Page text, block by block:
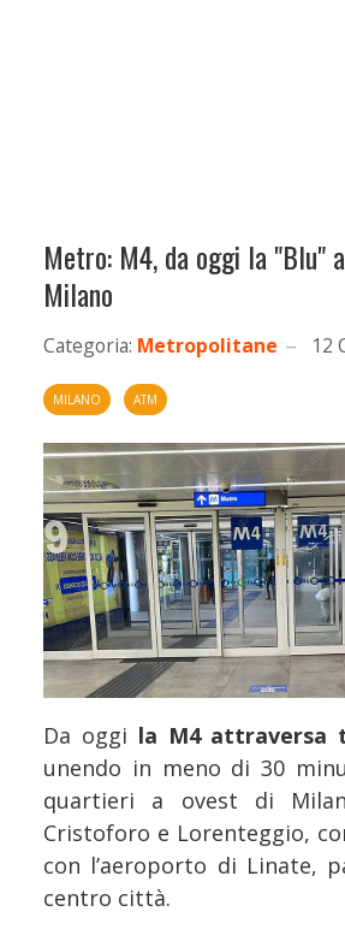
Metro: M4, da oggi la "Blu"
Milano
Categoria: Metropolitane 12
MILANO ATM
Da oggi la M4
unendo in meno di 30
quartieri a ovest di
Cristoforo e Lorenteggio,
con l’aeroporto di Linate,
centro città.